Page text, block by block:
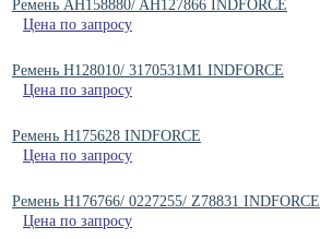
Ремень AH158880/ AH127866 INDFORCE
Цена по запросу
Ремень H128010/ 3170531M1 INDFORCE
Цена по запросу
Ремень H175628 INDFORCE
Цена по запросу
Ремень H176766/ 0227255/ Z78831 INDFORCE
Цена по запросу